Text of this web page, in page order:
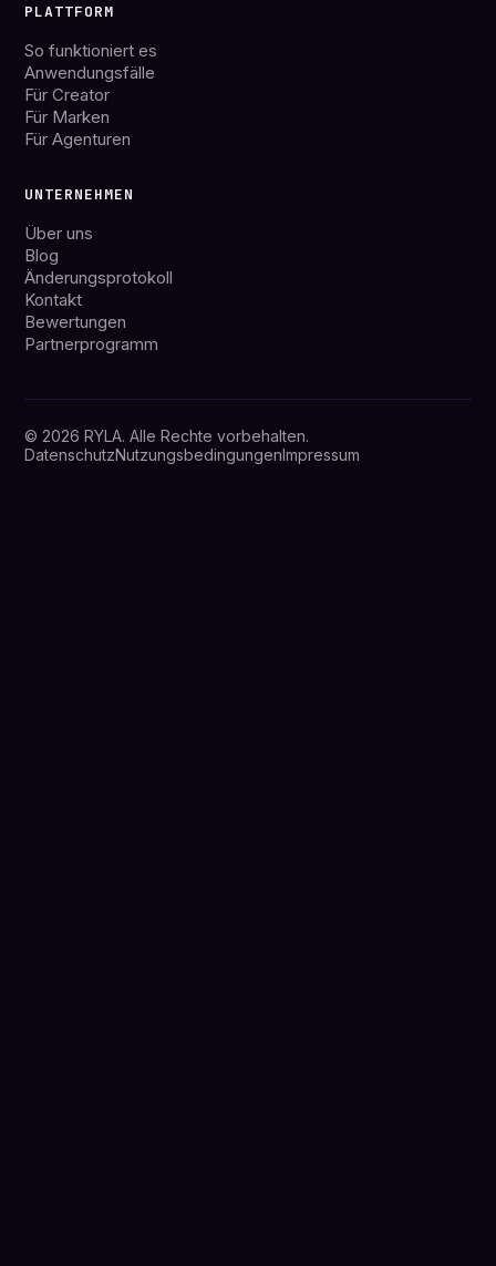
PLATTFORM
So funktioniert es
Anwendungsfälle
Für Creator
Für Marken
Für Agenturen
UNTERNEHMEN
Über uns
Blog
Änderungsprotokoll
Kontakt
Bewertungen
Partnerprogramm
© 2026 RYLA. Alle Rechte vorbehalten.
DatenschutzNutzungsbedingungenImpressum